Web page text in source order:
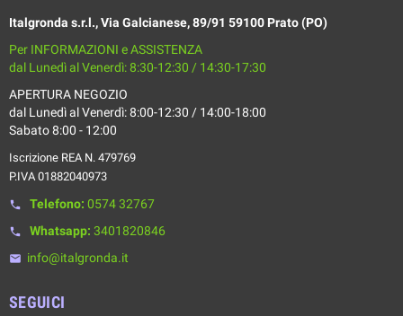
Italgronda s.r.l., Via Galcianese, 89/91 59100 Prato (PO)
Per INFORMAZIONI e ASSISTENZA
dal Lunedì al Venerdì: 8:30-12:30 / 14:30-17:30
APERTURA NEGOZIO
dal Lunedì al Venerdì: 8:00-12:30 / 14:00-18:00
Sabato 8:00 - 12:00
Iscrizione REA N. 479769
P.IVA 01882040973
phone Telefono: 0574 32767
phone Whatsapp: 3401820846
email info@italgronda.it
SEGUICI